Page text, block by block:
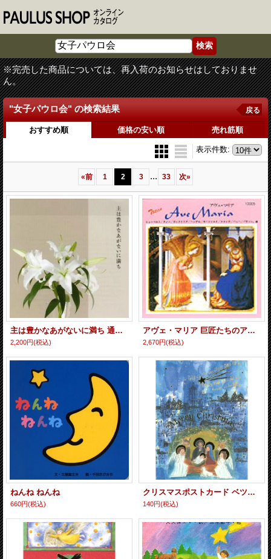
※完売した商品については、再入荷のお知らせはしておりませ
ん。
"女子パウロ会" の検索結果 戻る
おすすめ順 価格の安い順 売れ筋順
表示件数:
«前 1 2 3 ... 33 次»
主は豊かなあがないに満ち 通夜、葬儀、命日祭の聖歌 [CD] ※お取り寄せ品
2,200円(税込)
アヴェ・マリア 巨匠たちのアヴェ・マリア [CD] ※お取り寄せ品
2,670円(税込)
ねんね ねんね
660円(税込)
クリスマスポストカード ベツレヘム キリスト聖誕教会 2枚組 ※返品不可商品
140円(税込)